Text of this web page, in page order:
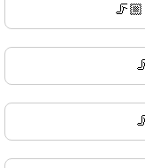
🦵🏼